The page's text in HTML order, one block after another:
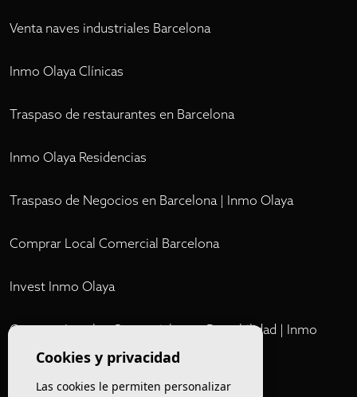
Venta naves industriales Barcelona
Inmo Olaya Clínicas
Traspaso de restaurantes en Barcelona
Inmo Olaya Residencias
Traspaso de Negocios en Barcelona | Inmo Olaya
Comprar Local Comercial Barcelona
Invest Inmo Olaya
Comprar Locales Comerciales en Rentabilidad | Inmo
OlayaCookies y privacidad
Las cookies le permiten personalizar